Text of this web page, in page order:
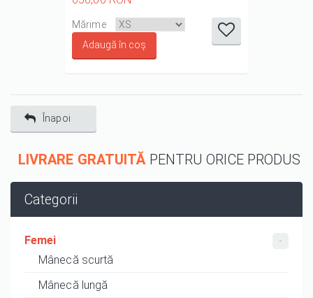
it
1/5
3/5
it
4/5
it
5/5
Mărime
Înapoi
LIVRARE GRATUITĂ PENTRU ORICE PRODUS
Categorii
Femei
Mânecă scurtă
Mânecă lungă